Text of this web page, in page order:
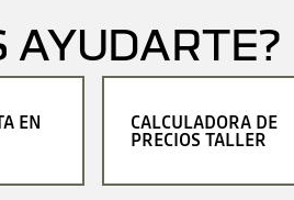
AYUDARTE?
EN CALCULADORA DE
PRECIOS TALLER